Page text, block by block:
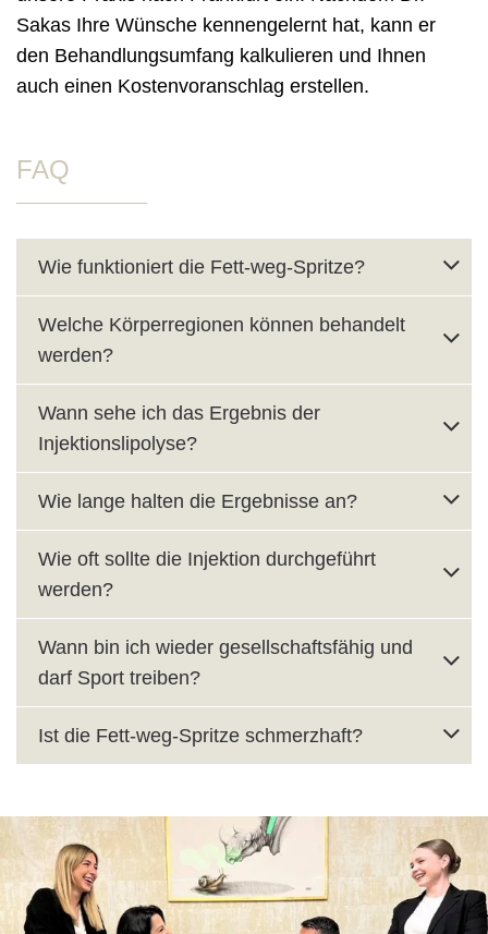
Sakas Ihre Wünsche kennengelernt hat, kann er
den Behandlungsumfang kalkulieren und Ihnen
auch einen Kostenvoranschlag erstellen.
FAQ
Wie funktioniert die Fett-weg-Spritze?
Welche Körperregionen können behandelt
werden?
Wann sehe ich das Ergebnis der
Injektionslipolyse?
Wie lange halten die Ergebnisse an?
Wie oft sollte die Injektion durchgeführt
werden?
Wann bin ich wieder gesellschaftsfähig und
darf Sport treiben?
Ist die Fett-weg-Spritze schmerzhaft?